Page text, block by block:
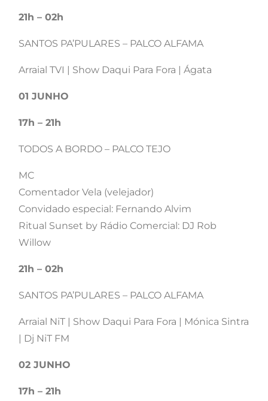
21h – 02h
SANTOS PA’PULARES – PALCO ALFAMA
Arraial TVI | Show Daqui Para Fora | Ágata
01 JUNHO
17h – 21h
TODOS A BORDO – PALCO TEJO
MC
Comentador Vela (velejador)
Convidado especial: Fernando Alvim
Ritual Sunset by Rádio Comercial: DJ Rob
Willow
21h – 02h
SANTOS PA’PULARES – PALCO ALFAMA
Arraial NiT | Show Daqui Para Fora | Mónica Sintra
| Dj NiT FM
02 JUNHO
17h – 21h